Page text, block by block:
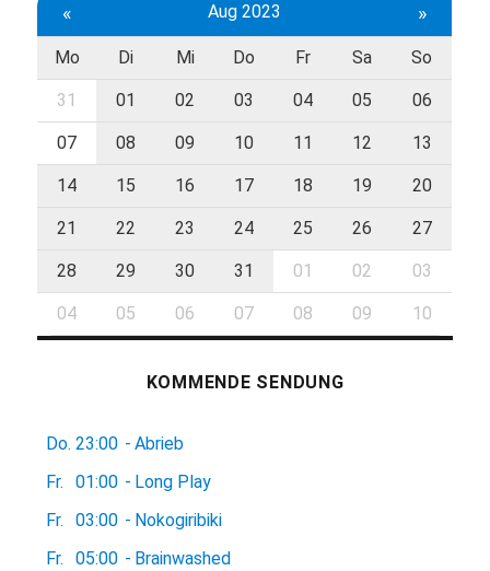
« Aug 2023 »
Mo Di Mi Do Fr Sa So
31 01 02 03 04 05 06
07 08 09 10 11 12 13
14 15 16 17 18 19 20
21 22 23 24 25 26 27
28 29 30 31 01 02 03
04 05 06 07 08 09 10
KOMMENDE SENDUNG
Do. 23:00 - Abrieb
Fr.
01:00 - Long Play
Fr.
03:00 - Nokogiribiki
Fr.
05:00 - Brainwashed